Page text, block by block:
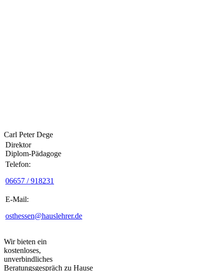
Carl Peter Dege
Direktor
Diplom-Pädagoge
Telefon:
06657 / 918231
E-Mail:
osthessen@hauslehrer.de
Wir bieten ein
kostenloses,
unverbindliches
Beratungsgespräch zu Hause